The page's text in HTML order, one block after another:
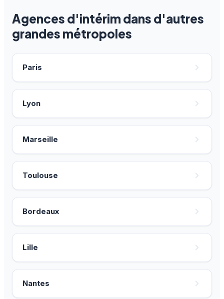
Agences d'intérim dans d'autres
grandes métropoles
Paris
Lyon
Marseille
Toulouse
Bordeaux
Lille
Nantes